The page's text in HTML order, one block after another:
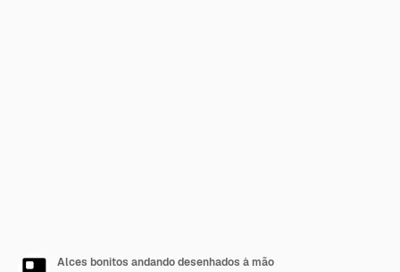
Alces bonitos andando desenhados à mão